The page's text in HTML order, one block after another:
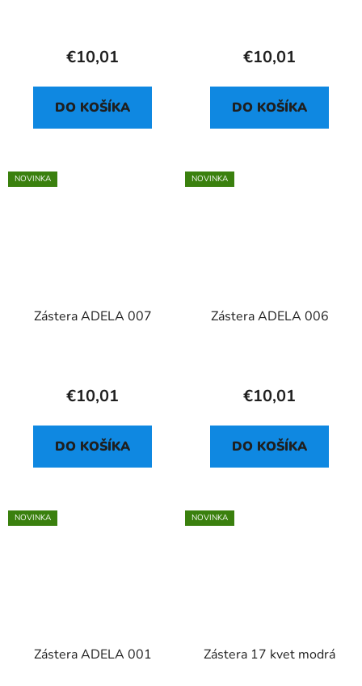
€10,01
DO KOŠÍKA
€10,01
DO KOŠÍKA
NOVINKA
Zástera ADELA 007
€10,01
DO KOŠÍKA
NOVINKA
Zástera ADELA 006
€10,01
DO KOŠÍKA
NOVINKA
Zástera ADELA 001
NOVINKA
Zástera 17 kvet modrá